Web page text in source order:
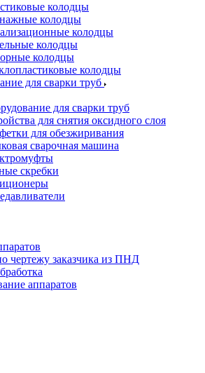
колодцы
колодцы
колодцы
колодцы
колодцы
колодцы
для сварки труб
для сварки труб
для снятия оксидного слоя
для обезжиривания
сварочная машина
скребки
чертежу заказчика из ПНД
аппаратов